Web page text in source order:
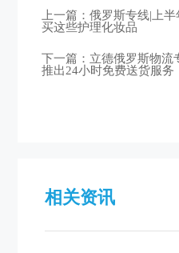
上一篇：​俄罗斯专线|上
买这些护理化妆品
下一篇：立德俄罗斯物流
推出24小时免费送货服务
相关资讯